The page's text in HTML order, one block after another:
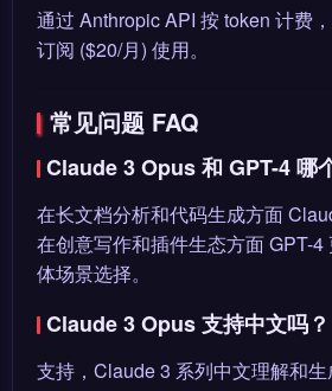
通过 Anthropic API 按 token 计费
订阅 ($20/月) 使用。
常见问题 FAQ
Claude 3 Opus 和 GPT-4 哪
在长文档分析和代码生成方面
在创意写作和插件生态方面 GPT-
体场景选择。
Claude 3 Opus 支持中文吗？
支持，Claude 3 系列中文理解和